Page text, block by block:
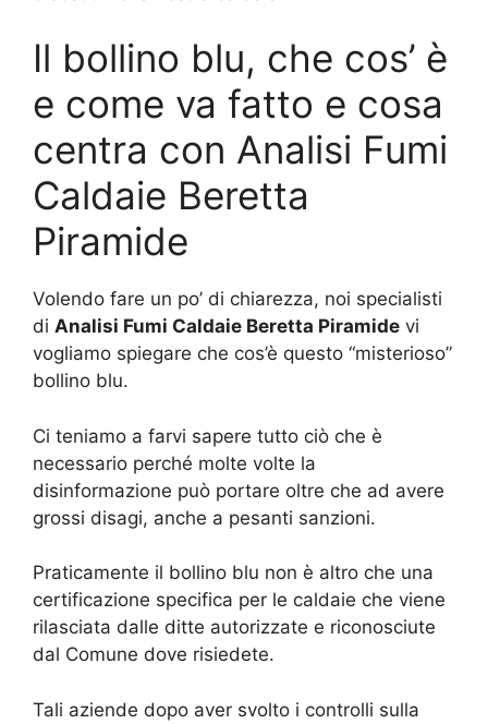
Il bollino blu, che cos’ è
e come va fatto e cosa
centra con Analisi Fumi
Caldaie Beretta
Piramide
Volendo fare un po’ di chiarezza, noi specialisti
di Analisi Fumi Caldaie Beretta Piramide vi
vogliamo spiegare che cos’è questo “misterioso”
bollino blu.
Ci teniamo a farvi sapere tutto ciò che è
necessario perché molte volte la
disinformazione può portare oltre che ad avere
grossi disagi, anche a pesanti sanzioni.
Praticamente il bollino blu non è altro che una
certificazione specifica per le caldaie che viene
rilasciata dalle ditte autorizzate e riconosciute
dal Comune dove risiedete.
Tali aziende dopo aver svolto i controlli sulla